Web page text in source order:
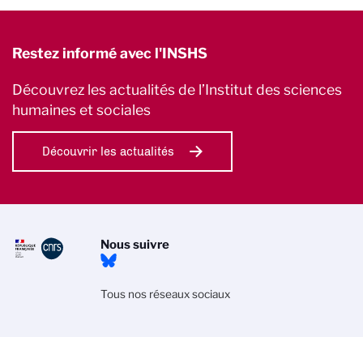
Restez informé avec l'INSHS
Découvrez les actualités de l’Institut des sciences
humaines et sociales
Découvrir les actualités
Nous suivre
Tous nos réseaux sociaux